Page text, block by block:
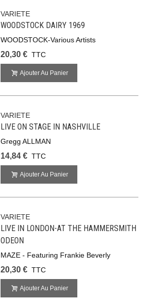
VARIETE
WOODSTOCK DAIRY 1969
WOODSTOCK-Various Artists
20,30 € TTC
Ajouter Au Panier
VARIETE
LIVE ON STAGE IN NASHVILLE
Gregg ALLMAN
14,84 € TTC
Ajouter Au Panier
VARIETE
LIVE IN LONDON-AT THE HAMMERSMITH
ODEON
MAZE - Featuring Frankie Beverly
20,30 € TTC
Ajouter Au Panier